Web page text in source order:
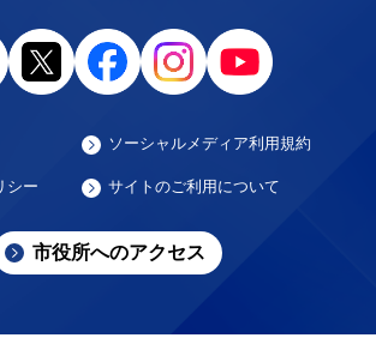
ソーシャルメディア利用規約
シー サイトのご利用について
市役所へのアクセス